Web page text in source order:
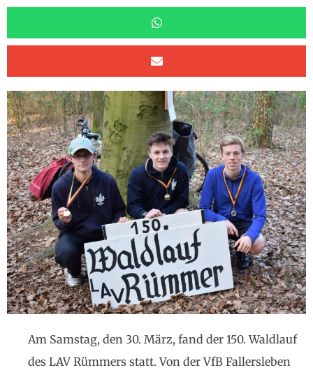
Am Samstag, den 30. März, fand der 150. Waldlauf
des LAV Rümmers statt. Von der VfB Fallersleben